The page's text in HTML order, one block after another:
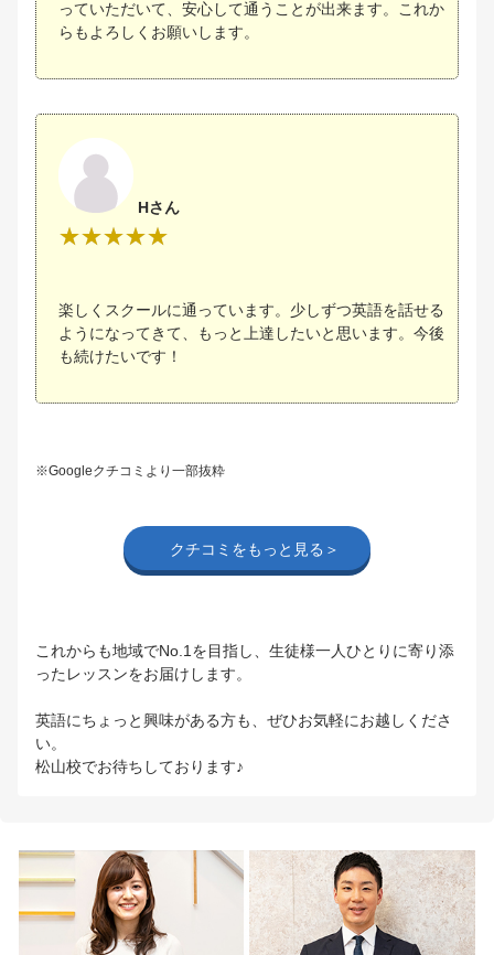
っていただいて、安心して通うことが出来ます。これか
らもよろしくお願いします。
Hさん
楽しくスクールに通っています。少しずつ英語を話せる
ようになってきて、もっと上達したいと思います。今後
も続けたいです！
※Googleクチコミより一部抜粋
クチコミをもっと見る＞
これからも地域でNo.1を目指し、生徒様一人ひとりに寄り添
ったレッスンをお届けします。
英語にちょっと興味がある方も、ぜひお気軽にお越しくださ
い。
松山校でお待ちしております♪